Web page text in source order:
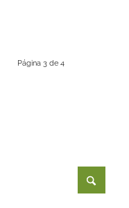
Página 3 de 4